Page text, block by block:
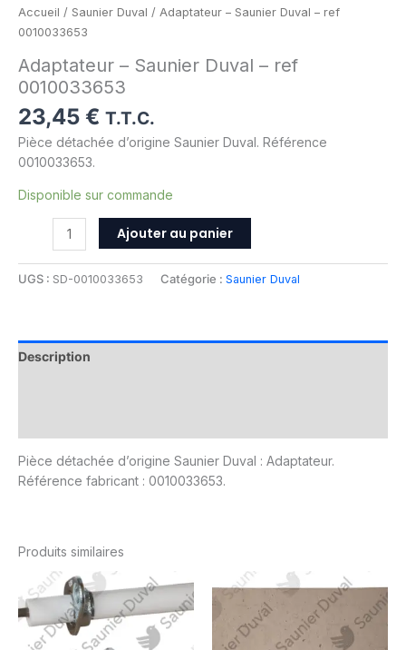
Accueil / Saunier Duval / Adaptateur – Saunier Duval – ref
0010033653
Adaptateur – Saunier Duval – ref
0010033653
23,45 € T.T.C.
Pièce détachée d’origine Saunier Duval. Référence
0010033653.
Disponible sur commande
Ajouter au panier
UGS : SD-0010033653 Catégorie : Saunier Duval
Description
Pièce détachée d’origine Saunier Duval : Adaptateur.
Référence fabricant : 0010033653.
Produits similaires